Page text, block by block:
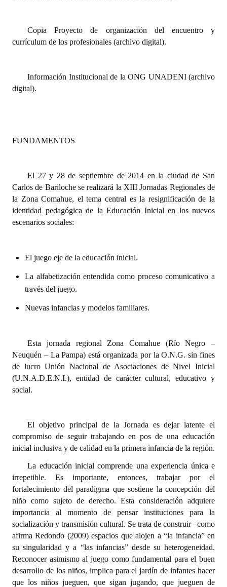
Antiguos Pobladores
Registros y Distinciones
Audiencias Públicas - Registro
Periodistas Decanos - Registro
Ciudadano Ilustre - Registro
Banca del Vecino - Registro
Antiguos Pobladores - Registro
Reconocimientos - Registro
Bariloche, Municipio intercultural
REFORMA DE LA CARTA ORGÁNICA
Copia Proyecto de organización del encuentro y
currículum de los profesionales (archivo digital).
Información Institucional de la ONG UNADENI (archivo
digital).
FUNDAMENTOS
El 27 y 28 de septiembre de 2014 en la ciudad de San
Carlos de Bariloche se realizará la XIII Jornadas Regionales de
la Zona Comahue, el tema central es la resignificación de la
identidad pedagógica de la Educación Inicial en los nuevos
escenarios sociales:
El juego eje de la educación inicial.
La alfabetización entendida como proceso comunicativo a
través del juego.
Nuevas infancias y modelos familiares.
Esta jornada regional Zona Comahue (Río Negro –
Neuquén – La Pampa) está organizada por la O.N.G. sin fines
de lucro Unión Nacional de Asociaciones de Nivel Inicial
(U.N.A.D.E.N.I.), entidad de carácter cultural, educativo y
social.
El objetivo principal de la Jornada es dejar latente el
compromiso de seguir trabajando en pos de una educación
inicial inclusiva y de calidad en la primera infancia de la región.
La educación inicial comprende una experiencia única e
irrepetible. Es importante, entonces, trabajar por el
fortalecimiento del paradigma que sostiene la concepción del
niño como sujeto de derecho. Esta consideración adquiere
importancia al momento de pensar instituciones para la
socialización y transmisión cultural. Se trata de construir –como
afirma Redondo (2009) espacios que alojen a “la infancia” en
su singularidad y a “las infancias” desde su heterogeneidad.
Reconocer asimismo al juego como fundamental para el buen
desarrollo de los niños, implica para el jardín de infantes hacer
que los niños jueguen, que sigan jugando, que jueguen de